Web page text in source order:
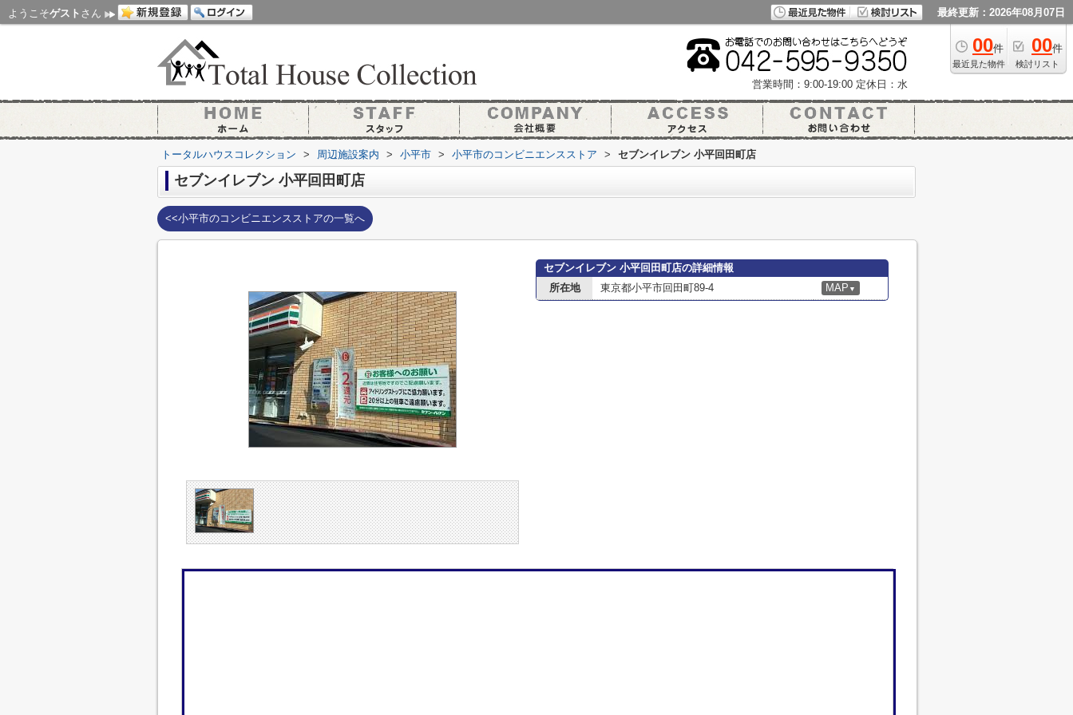
ようこそゲスト さん 最終更新：2026年08月07日
00件
最近見た物件
00件
検討リスト
営業時間：9:00-19:00 定休日：水
トータルハウスコレクション > 周辺施設案内 > 小平市 > 小平市のコンビニエンスストア > セブンイレブン 小平回田町店
セブンイレブン 小平回田町店
<<小平市のコンビニエンスストアの一覧へ
セブンイレブン 小平回田町店の詳細情報
所在地
東京都小平市回田町89-4 MAP ▼